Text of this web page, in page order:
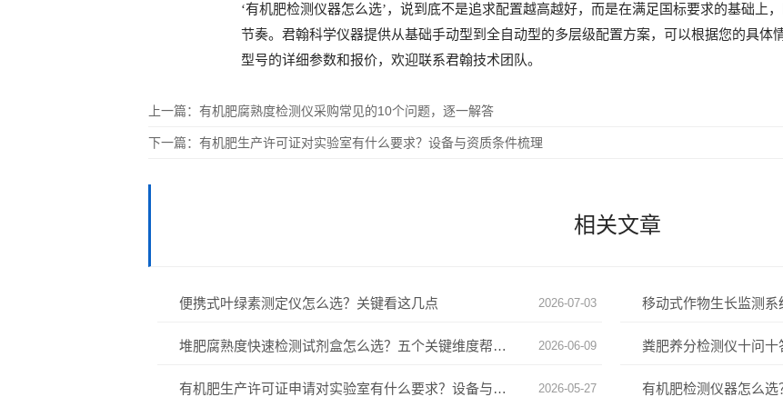
‘有机肥检测仪器怎么选’，说到底不是追求配置越高越好，而是在满足国标要求的基础上
节奏。君翰科学仪器提供从基础手动型到全自动型的多层级配置方案，可以根据您的具体
型号的详细参数和报价，欢迎联系君翰技术团队。
上一篇：有机肥腐熟度检测仪采购常见的10个问题，逐一解答
下一篇：有机肥生产许可证对实验室有什么要求？设备与资质条件梳理
相关文章
便携式叶绿素测定仪怎么选？关键看这几点 2026-07-03
堆肥腐熟度快速检测试剂盒怎么选？五个关键维度帮你做决策 2026-06-09 粪肥养分检测仪十问
有机肥生产许可证申请对实验室有什么要求？设备与资质全梳理 2026-05-27 有机肥检测仪器怎么